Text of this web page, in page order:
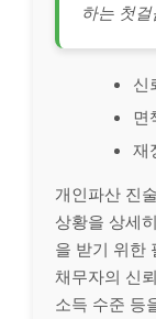
하는 첫
신
면
재
개인파산 진
상황을 상세
을 받기 위한
채무자의 신
소득 수준 등